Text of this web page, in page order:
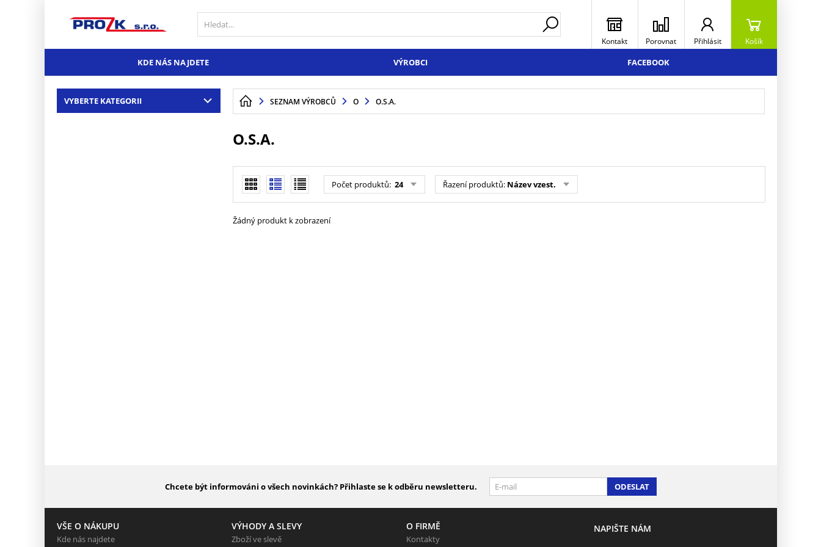
Kontakt Porovnat Přihlásit Košík
KDE NÁS NAJDETE VÝROBCI FACEBOOK
VYBERTE KATEGORII SEZNAM VÝROBCŮ O O.S.A.
O.S.A.
Počet produktů: 24 Řazení produktů: Název vzest.
Žádný produkt k zobrazení
Chcete být informováni o všech novinkách? Přihlaste se k odběru newsletteru. ODESLAT
VŠE O NÁKUPU
Kde nás najdete
VÝHODY A SLEVY
Zboží ve slevě
O FIRMĚ
Kontakty
NAPIŠTE NÁM